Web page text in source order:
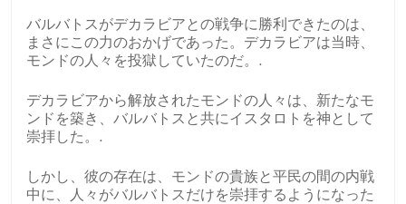
バルバトスがデカラビアとの戦争に勝利できたのは、
まさにこの力のおかげであった。デカラビアは当時、
モンドの人々を投獄していたのだ。.
デカラビアから解放されたモンドの人々は、新たなモ
ンドを築き、バルバトスと共にイスタロトを神として
崇拝した。.
しかし、彼の存在は、モンドの貴族と平民の間の内戦
中に、人々がバルバトスだけを崇拝するようになった